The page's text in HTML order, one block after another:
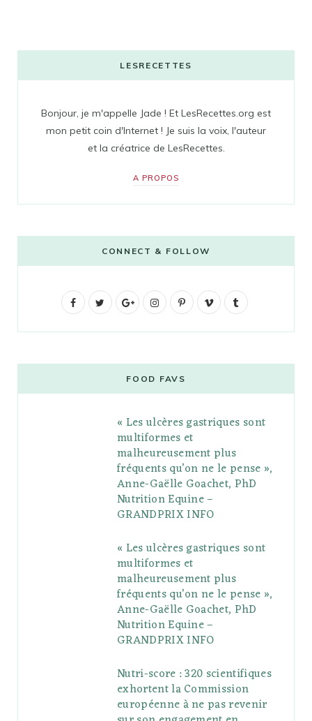
LESRECETTES
Bonjour, je m'appelle Jade ! Et LesRecettes.org est
mon petit coin d'Internet ! Je suis la voix, l'auteur
et la créatrice de LesRecettes.
A PROPOS
CONNECT & FOLLOW
F
b
t
G
g
l
e
P
l
s
I
t
a
g
r
a
m
P
e
r
e
s
V
o
l
r
FOOD FAVS
« Les ulcères gastriques sont
multiformes et
malheureusement plus
fréquents qu’on ne le pense »,
Anne-Gaëlle Goachet, PhD
Nutrition Equine –
GRANDPRIX INFO
« Les ulcères gastriques sont
multiformes et
malheureusement plus
fréquents qu’on ne le pense »,
Anne-Gaëlle Goachet, PhD
Nutrition Equine –
GRANDPRIX INFO
Nutri-score : 320 scientifiques
exhortent la Commission
européenne à ne pas revenir